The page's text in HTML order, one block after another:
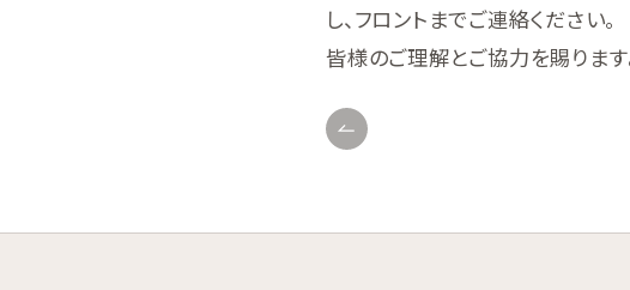
し、フロントまでご連絡ください。
皆様のご理解とご協力を賜ります